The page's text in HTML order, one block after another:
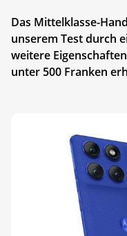
Das Mittelklasse-
unserem Test durch
weitere
unter 500 Franken